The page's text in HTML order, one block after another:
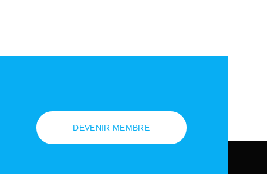
DEVENIR MEMBRE